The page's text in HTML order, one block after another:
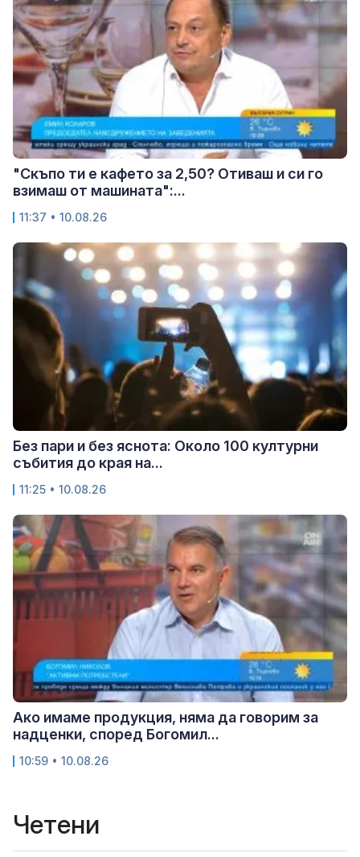
"Скъпо ти е кафето за 2,50? Отиваш и си го
взимаш от машината":...
11:37 • 10.08.26
Без пари и без яснота: Около 100 културни
събития до края на...
11:25 • 10.08.26
Ако имаме продукция, няма да говорим за
надценки, според Богомил...
10:59 • 10.08.26
Четени